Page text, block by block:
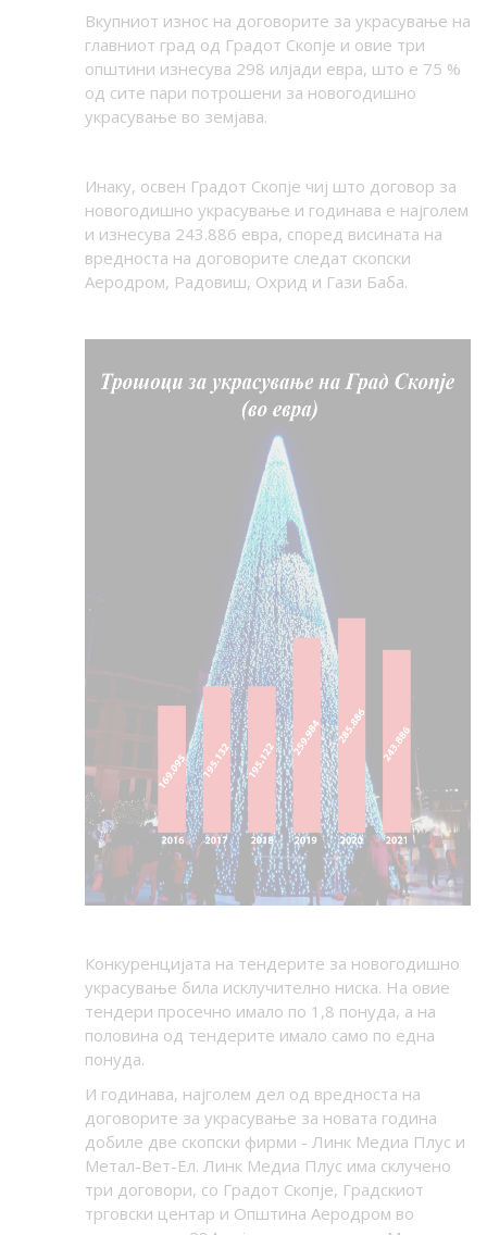
Вкупниот износ на договорите за украсување на
главниот град од Градот Скопје и овие три
општини изнесува 298 илјади евра, што е 75 %
од сите пари потрошени за новогодишно
украсување во земјава.
Инаку, освен Градот Скопје чиј што договор за
новогодишно украсување и годинава е најголем
и изнесува 243.886 евра, според висината на
вредноста на договорите следат скопски
Аеродром, Радовиш, Охрид и Гази Баба.
Конкуренцијата на тендерите за новогодишно
украсување била исклучително ниска. На овие
тендери просечно имало по 1,8 понуда, а на
половина од тендерите имало само по една
понуда.
И годинава, најголем дел од вредноста на
договорите за украсување за новата година
добиле две скопски фирми - Линк Медиа Плус и
Метал-Вет-Ел. Линк Медиа Плус има склучено
три договори, со Градот Скопје, Градскиот
трговски центар и Општина Аеродром во